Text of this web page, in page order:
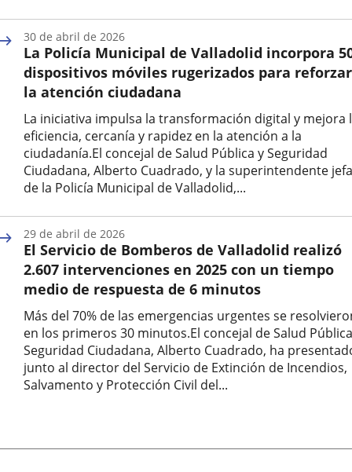
la
noticia
La Policía Municipal de Valladolid incorpora
dispositivos móviles rugerizados para reforzar
la atención ciudadana
La iniciativa impulsa la transformación digital y mejora
eficiencia, cercanía y rapidez en la atención a la
ciudadanía.El concejal de Salud Pública y Seguridad
Ciudadana, Alberto Cuadrado, y la superintendente jefa
de la Policía Municipal de Valladolid,...
la
noticia
30 de abril de 2026
El Servicio de Bomberos de Valladolid realizó
2.607 intervenciones en 2025 con un tiempo
medio de respuesta de 6 minutos
Más del 70% de las emergencias urgentes se
en los primeros 30 minutos.El concejal de Salud
Seguridad Ciudadana, Alberto Cuadrado, ha
junto al director del Servicio de Extinción de Incendios,
Salvamento y Protección Civil del...
noticia
29 de abril de 2026